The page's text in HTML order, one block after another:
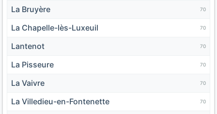
La Bruyère 70
La Chapelle-lès-Luxeuil 70
Lantenot 70
La Pisseure 70
La Vaivre 70
La Villedieu-en-Fontenette 70